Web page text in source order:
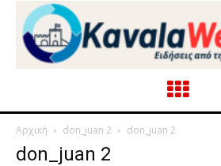
Αρχική don_juan 2 don_juan 2
don_juan 2